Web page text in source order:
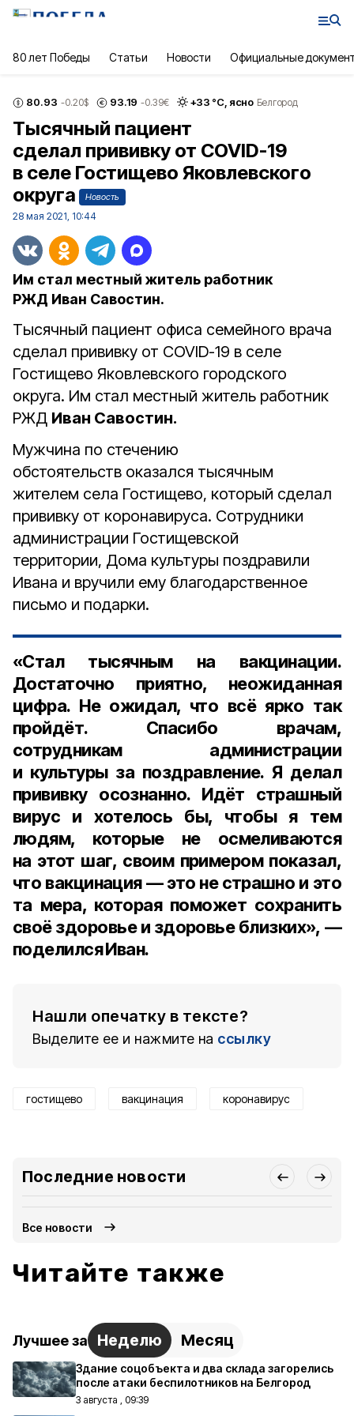
80 лет Победы Статьи Новости Официальные
80.93 -0.20$ 93.19 -0.39€ +33 °С, ясно Белгород
Тысячный пациент
сделал прививку от COVID-19
в селе Гостищево Яковлевского
округа
Новость
28 мая 2021, 10:44
Им стал местный житель работник
РЖД Иван Савостин.
Тысячный пациент офиса семейного врача
сделал прививку от COVID-19 в селе
Гостищево Яковлевского городского
округа. Им стал местный житель работник
РЖД Иван Савостин.
Мужчина по стечению
обстоятельств оказался тысячным
жителем села Гостищево, который сделал
прививку от коронавируса. Сотрудники
администрации Гостищевской
территории, Дома культуры поздравили
Ивана и вручили ему благодарственное
письмо и подарки.
«Стал тысячным на вакцинации.
Достаточно приятно, неожиданная
цифра. Не ожидал, что всё ярко так
пройдёт. Спасибо врачам,
сотрудникам администрации
и культуры за поздравление. Я делал
прививку осознанно. Идёт страшный
вирус и хотелось бы, чтобы я тем
людям, которые не осмеливаются
на этот шаг, своим примером показал,
что вакцинация — это не страшно и это
та мера, которая поможет сохранить
своё здоровье и здоровье близких», —
поделился Иван.
Нашли опечатку в тексте?
Выделите ее и нажмите на ссылку
гостищево вакцинация коронавирус
Последние новости
Все новости
Читайте также
Лучшее за Неделю Месяц
Здание соцобъекта и два склада загорелись
после атаки беспилотников на Белгород
3 августа , 09:39